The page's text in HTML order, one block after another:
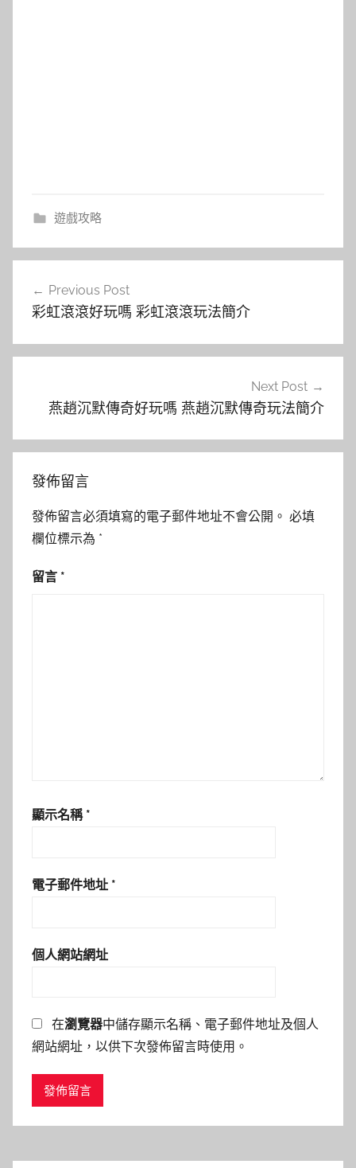
遊戲攻略
覽
Previous Post
彩虹滾滾好玩嗎 彩虹滾滾玩法簡介
Next Post
燕趙沉默傳奇好玩嗎 燕趙沉默傳奇玩法簡介
發佈留言
發佈留言必須填寫的電子郵件地址不會公開。 必填
欄位標示為 *
留言 *
顯示名稱 *
電子郵件地址 *
個人網站網址
在瀏覽器中儲存顯示名稱、電子郵件地址及個人
網站網址，以供下次發佈留言時使用。